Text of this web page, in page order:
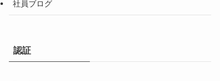
社員ブログ
認証